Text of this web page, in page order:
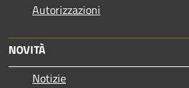
Autorizzazioni
NOVITÀ
Notizie